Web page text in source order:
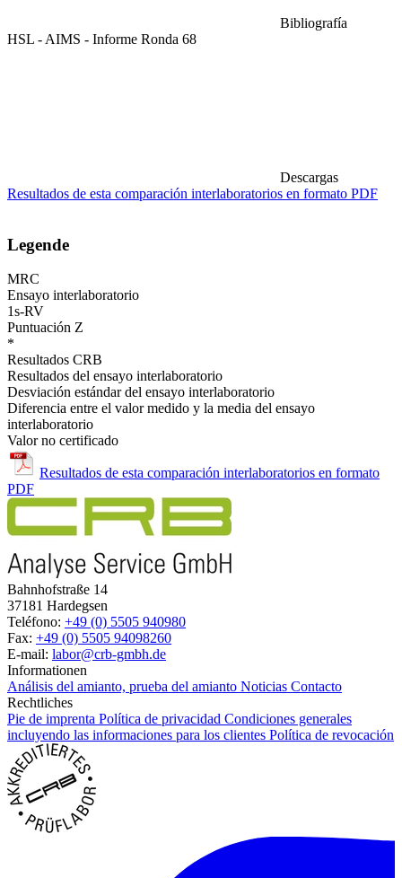
Bibliografía
HSL - AIMS - Informe Ronda 68
Descargas
Resultados de esta comparación interlaboratorios en formato PDF
Legende
MRC
Ensayo interlaboratorio
1s-RV
Puntuación Z
*
Resultados CRB
Resultados del ensayo interlaboratorio
Desviación estándar del ensayo interlaboratorio
Diferencia entre el valor medido y la media del ensayo
interlaboratorio
Valor no certificado
Resultados de esta comparación interlaboratorios en formato
PDF
Bahnhofstraße 14
37181 Hardegsen
Teléfono: +49 (0) 5505 940980
Fax: +49 (0) 5505 94098260
E-mail: labor@crb-gmbh.de
Informationen
Análisis del amianto, prueba del amianto Noticias Contacto
Rechtliches
Pie de imprenta Política de privacidad Condiciones generales
incluyendo las informaciones para los clientes Política de revocación